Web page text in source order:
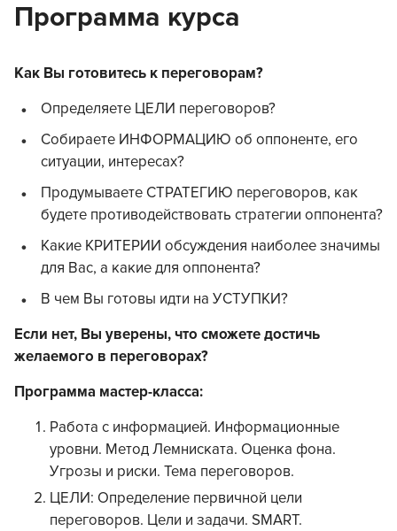
Программа курса
Как Вы готовитесь к переговорам?
Определяете ЦЕЛИ переговоров?
Собираете ИНФОРМАЦИЮ об оппоненте, его
ситуации, интересах?
Продумываете СТРАТЕГИЮ переговоров, как
будете противодействовать стратегии оппонента?
Какие КРИТЕРИИ обсуждения наиболее значимы
для Вас, а какие для оппонента?
В чем Вы готовы идти на УСТУПКИ?
Если нет, Вы уверены, что сможете достичь
желаемого в переговорах?
Программа мастер-класса:
Работа с информацией. Информационные
уровни. Метод Лемниската. Оценка фона.
Угрозы и риски. Тема переговоров.
ЦЕЛИ: Определение первичной цели
переговоров. Цели и задачи. SMART.